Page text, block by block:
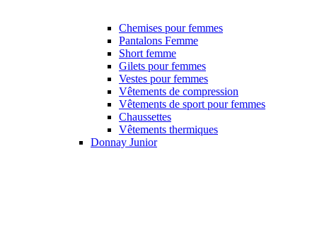
Chemises pour femmes
Pantalons Femme
Short femme
Gilets pour femmes
Vestes pour femmes
Vêtements de compression
Vêtements de sport pour femmes
Chaussettes
Vêtements thermiques
Donnay Junior